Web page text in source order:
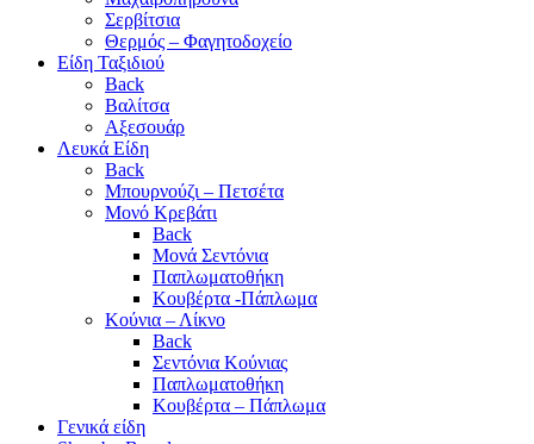
Σερβίτσια
Θερμός – Φαγητοδοχείο
Είδη Ταξιδιού
Back
Βαλίτσα
Αξεσουάρ
Λευκά Είδη
Back
Μπουρνούζι – Πετσέτα
Μονό Κρεβάτι
Back
Μονά Σεντόνια
Παπλωματοθήκη
Κουβέρτα -Πάπλωμα
Κούνια – Λίκνο
Back
Σεντόνια Κούνιας
Παπλωματοθήκη
Κουβέρτα – Πάπλωμα
Γενικά είδη